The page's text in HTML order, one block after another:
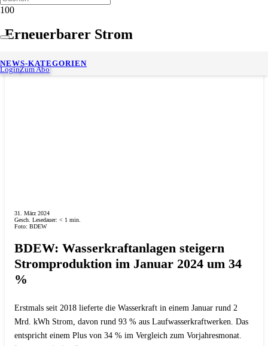
LoginZum Abo
NEWS-KATEGORIEN
Erneuerbarer Strom
31. März 2024
Gesch. Lesedauer: < 1 min.
Foto: BDEW
BDEW: Wasserkraftanlagen steigern
Stromproduktion im Januar 2024 um 34
%
Erstmals seit 2018 lieferte die Wasserkraft in einem Januar rund 2
Mrd. kWh Strom, davon rund 93 % aus Laufwasserkraftwerken. Das
entspricht einem Plus von 34 % im Vergleich zum Vorjahresmonat.